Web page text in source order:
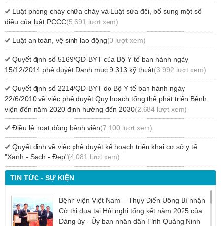
TIN TỨC - SỰ KIỆN
Bệnh viện Việt Nam – Thụy Điển Uông Bí nhận
Cờ thi đua tại Hội nghị tổng kết năm 2025 của
Đảng ủy - Ủy ban nhân dân Tỉnh Quảng Ninh
Luật phòng cháy chữa cháy và Luật sửa đổi, bổ sung một số
điều của luật PCCC(5.691 lượt xem)
Luật an toàn, vệ sinh lao động(0 lượt xem)
Quyết định số 5169/QĐ-BYT của Bộ Y tế ban hành ngày
15/12/2014 phê duyệt Danh mục 9.313 kỹ thuật(3.992 lượt xem)
Quyết định số 2214/QĐ-BYT do Bộ Y tế ban hành ngày
22/6/2010 về việc phê duyệt Quy hoạch tổng thể phát triển Bệnh
viện đến năm 2020 định hướng đến 2030(2.684 lượt xem)
Điều lệ hoạt động bệnh viện(7.100 lượt xem)
Quyết định về việc phê duyệt kế hoạch triển khai cơ sở y tế
"Xanh - Sạch - Đẹp"(4.081 lượt xem)